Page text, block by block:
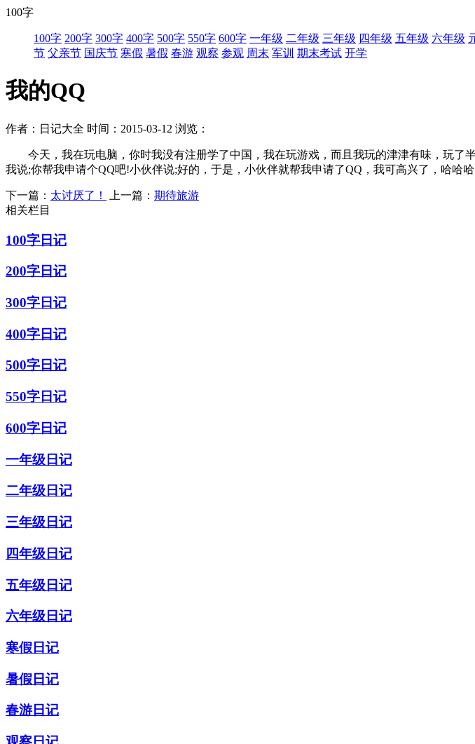
100字
100字 200字 300字 400字 500字 550字 600字 一年级 二年级 三年级 四年级 五年级 六年级
节 父亲节 国庆节 寒假 暑假 春游 观察 参观 周末 军训 期末考试 开学
我的QQ
作者：日记大全 时间：2015-03-12 浏览：
今天，我在玩电脑，你时我没有注册学了中国，我在玩游戏，而且我玩的津津有味，玩了
我说;你帮我申请个QQ吧!小伙伴说;好的，于是，小伙伴就帮我申请了QQ，我可高兴了，哈哈哈
下一篇： 太讨厌了！ 上一篇： 期待旅游
相关栏目
100字日记
200字日记
300字日记
400字日记
500字日记
550字日记
600字日记
一年级日记
二年级日记
三年级日记
四年级日记
五年级日记
六年级日记
寒假日记
暑假日记
春游日记